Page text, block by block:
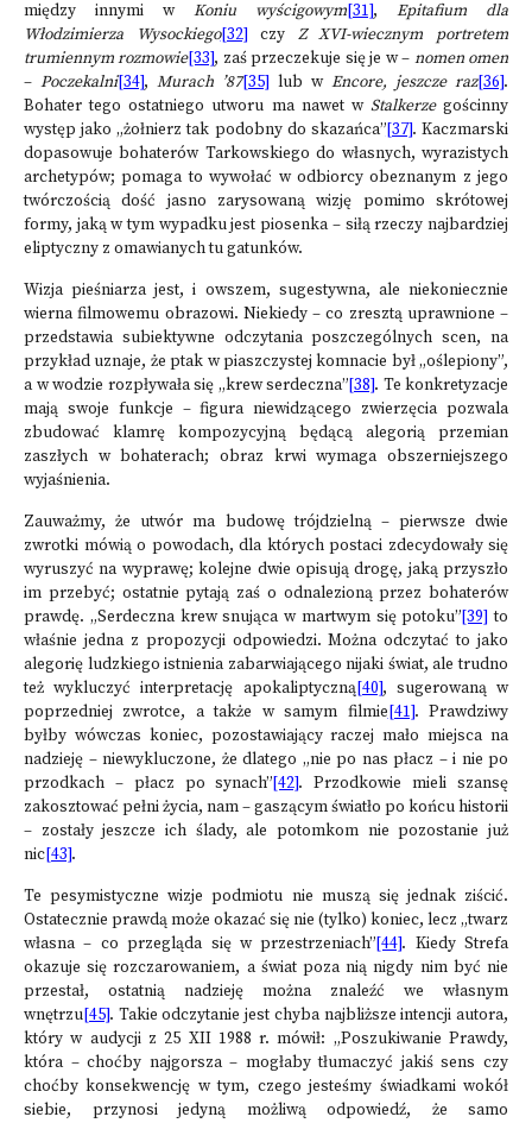
między innymi w Koniu wyścigowym[31], Epitafium dla
Włodzimierza Wysockiego[32] czy Z XVI-wiecznym portretem
trumiennym rozmowie[33], zaś przeczekuje się je w – nomen omen
– Poczekalni[34], Murach ’87[35] lub w Encore, jeszcze raz[36].
Bohater tego ostatniego utworu ma nawet w Stalkerzegościnny
występ jako „żołnierz tak podobny do skazańca”[37]. Kaczmarski
dopasowuje bohaterów Tarkowskiego do własnych, wyrazistych
archetypów; pomaga to wywołać w odbiorcy obeznanym z jego
twórczością dość jasno zarysowaną wizję pomimo skrótowej
formy, jaką w tym wypadku jest piosenka – siłą rzeczy najbardziej
eliptyczny z omawianych tu gatunków.
Wizja pieśniarza jest, i owszem, sugestywna, ale niekoniecznie
wierna filmowemu obrazowi. Niekiedy – co zresztą uprawnione –
przedstawia subiektywne odczytania poszczególnych scen, na
przykład uznaje, że ptak w piaszczystej komnacie był „oślepiony”,
a w wodzie rozpływała się „krew serdeczna”[38]. Te konkretyzacje
mają swoje funkcje – figura niewidzącego zwierzęcia pozwala
zbudować klamrę kompozycyjną będącą alegorią przemian
zaszłych w bohaterach; obraz krwi wymaga obszerniejszego
wyjaśnienia.
Zauważmy, że utwór ma budowę trójdzielną – pierwsze dwie
zwrotki mówią o powodach, dla których postaci zdecydowały się
wyruszyć na wyprawę; kolejne dwie opisują drogę, jaką przyszło
im przebyć; ostatnie pytają zaś o odnalezioną przez bohaterów
prawdę. „Serdeczna krew snująca w martwym się potoku”[39] to
właśnie jedna z propozycji odpowiedzi. Można odczytać to jako
alegorię ludzkiego istnienia zabarwiającego nijaki świat, ale trudno
też wykluczyć interpretację apokaliptyczną[40], sugerowaną w
poprzedniej zwrotce, a także w samym filmie [41]. Prawdziwy
byłby wówczas koniec, pozostawiający raczej mało miejsca na
nadzieję – niewykluczone, że dlatego „nie po nas płacz – i nie po
przodkach – płacz po synach”[42]. Przodkowie mieli szansę
zakosztować pełni życia, nam – gaszącym światło po końcu historii
– zostały jeszcze ich ślady, ale potomkom nie pozostanie już
nic[43].
Te pesymistyczne wizje podmiotu nie muszą się jednak ziścić.
Ostatecznie prawdą może okazać się nie (tylko) koniec, lecz „twarz
własna – co przegląda się w przestrzeniach”[44]. Kiedy Strefa
okazuje się rozczarowaniem, a świat poza nią nigdy nim być nie
przestał, ostatnią nadzieję można znaleźć we własnym
wnętrzu[45]. Takie odczytanie jest chyba najbliższe intencji autora,
który w audycji z 25 XII 1988 r. mówił: „Poszukiwanie Prawdy,
która – choćby najgorsza – mogłaby tłumaczyć jakiś sens czy
choćby konsekwencję w tym, czego jesteśmy świadkami wokół
siebie, przynosi jedyną możliwą odpowiedź, że samo